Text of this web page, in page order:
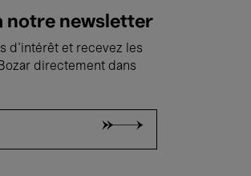
notre newsletter
d'intérêt et recevez les
directement dans